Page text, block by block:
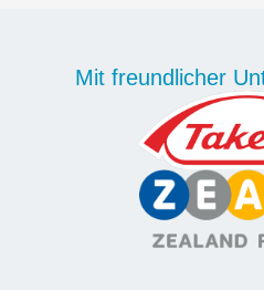
Mit freundlicher